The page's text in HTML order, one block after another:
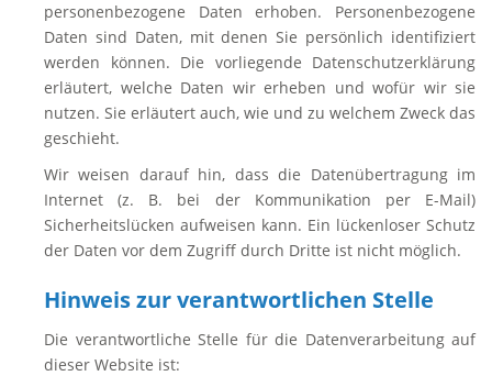
personenbezogene Daten erhoben. Personenbezogene
Daten sind Daten, mit denen Sie persönlich identifiziert
werden können. Die vorliegende Datenschutzerklärung
erläutert, welche Daten wir erheben und wofür wir sie
nutzen. Sie erläutert auch, wie und zu welchem Zweck das
geschieht.
Wir weisen darauf hin, dass die Datenübertragung im
Internet (z. B. bei der Kommunikation per E-Mail)
Sicherheitslücken aufweisen kann. Ein lückenloser Schutz
der Daten vor dem Zugriff durch Dritte ist nicht möglich.
Hinweis zur verantwortlichen Stelle
Die verantwortliche Stelle für die Datenverarbeitung auf
dieser Website ist: